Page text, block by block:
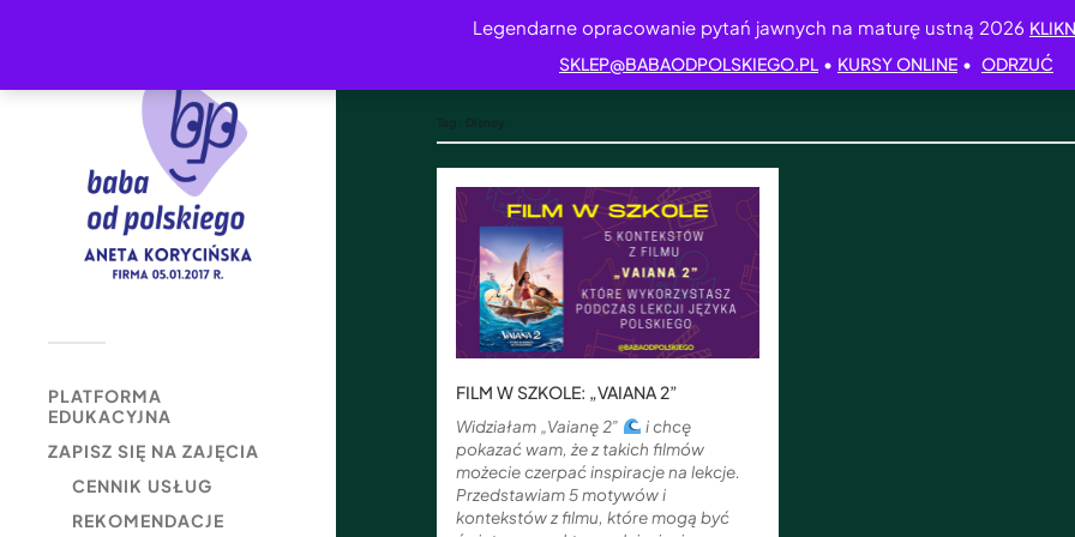
Legendarne opracowanie pytań jawnych na maturę ustną 2026
SKLEP@BABAODPOLSKIEGO.PL • KURSY ONLINE • ODRZUĆ
PLATFORMA
EDUKACYJNA
ZAPISZ SIĘ NA ZAJĘCIA
CENNIK USŁUG
REKOMENDACJE
FILM W SZKOLE: „VAIANA 2”
Widziałam „Vaianę 2”
i chcę
pokazać wam, że z takich filmów
możecie czerpać inspiracje na lekcje.
Przedstawiam 5 motywów i
kontekstów z filmu, które mogą być